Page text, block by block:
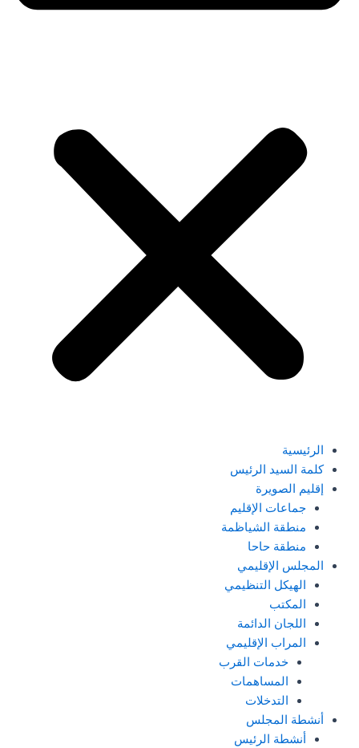
الرئيسية
كلمة السيد الرئيس
إقليم الصويرة
جماعات الإقليم
منطقة الشياظمة
منطقة حاحا
المجلس الإقليمي
الهيكل التنظيمي
المكتب
اللجان الدائمة
المراب الإقليمي
خدمات القرب
المساهمات
التدخلات
أنشطة المجلس
أنشطة الرئيس